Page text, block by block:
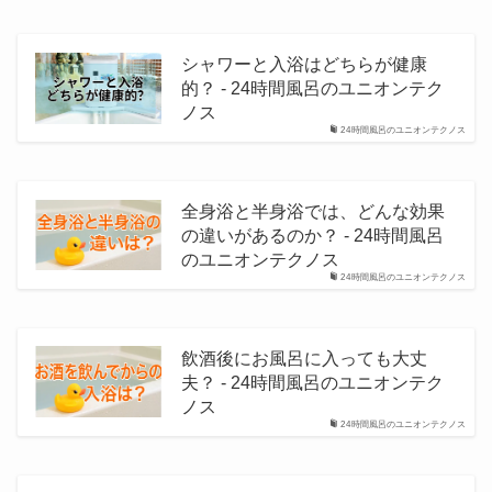
24時間風呂のユニオンテクノス
シャワーと入浴はどちらが健康
的？ - 24時間風呂のユニオンテク
ノス
24時間風呂のユニオンテクノス
全身浴と半身浴では、どんな効果
の違いがあるのか？ - 24時間風呂
のユニオンテクノス
24時間風呂のユニオンテクノス
飲酒後にお風呂に入っても大丈
夫？ - 24時間風呂のユニオンテク
ノス